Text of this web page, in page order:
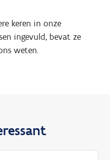
keren in onze
ingevuld, bevat ze
weten.